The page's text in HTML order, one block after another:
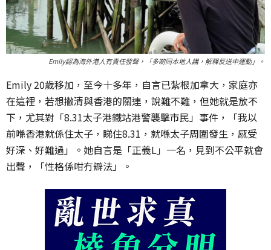
Emily認為海外港人有責任發聲，「多啲同本地人講，解釋反送中運動」。
Emily 20歲移加，至今十多年，自言已紮根加拿大，家庭亦
在這裡，若想撇清與香港的關連，說難不難，但她就是放不
下，尤其對「8.31太子港鐵站港警襲擊市民」事件，「我以
前喺香港就係住太子，睇住8.31，就喺太子周圍發生，感受
好深、好難過」。她自言是「正義L」一名，見到不公平就會
出聲，「性格係咁冇辧法」。